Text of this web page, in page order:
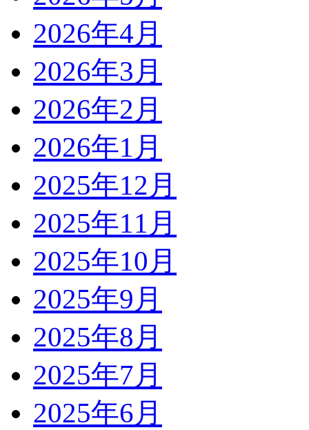
2026年4月
2026年3月
2026年2月
2026年1月
2025年12月
2025年11月
2025年10月
2025年9月
2025年8月
2025年7月
2025年6月